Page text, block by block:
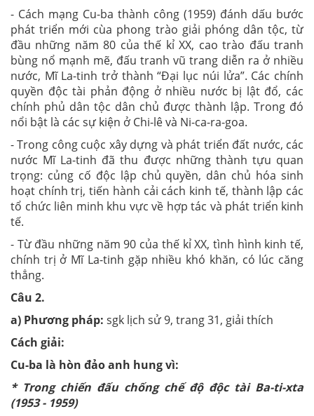
- Cách mạng Cu-ba thành công (1959) đánh dấu bước
phát triển mới cùa phong trào giải phóng dân tộc, từ
đầu những năm 80 của thế kỉ XX, cao trào đấu tranh
bùng nổ mạnh mẽ, đấu tranh vũ trang diễn ra ở nhiều
nước, Mĩ La-tinh trở thành “Đại lục núi lửa”. Các chính
quyền độc tài phản động ở nhiều nước bị lật đổ, các
chính phủ dân tộc dân chủ được thành lập. Trong đó
nổi bật là các sự kiện ở Chi-lê và Ni-ca-ra-goa.
- Trong công cuộc xây dựng và phát triển đất nước, các
nước Mĩ La-tinh đã thu được những thành tựu quan
trọng: củng cố độc lập chủ quyền, dân chủ hóa sinh
hoạt chính trị, tiến hành cải cách kinh tế, thành lập các
tổ chức liên minh khu vực về hợp tác và phát triển kinh
tế.
- Từ đầu những năm 90 của thế kỉ XX, tình hình kinh tế,
chính trị ở Mĩ La-tinh gặp nhiều khó khăn, có lúc căng
thẳng.
Câu 2.
a) Phương pháp: sgk lịch sử 9, trang 31, giải thích
Cách giải:
Cu-ba là hòn đảo anh hung vì:
* Trong chiến đấu chống chế độ độc tài Ba-ti-xta
(1953 - 1959)